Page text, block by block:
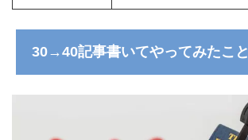
30→40記事書いてやってみたこと